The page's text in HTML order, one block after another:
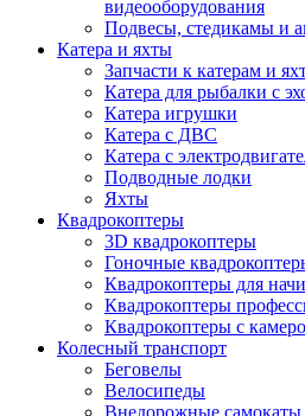
видеооборудования
Подвесы, стедикамы и
Катера и яхты
Запчасти к катерам и
Катера для рыбалки с
Катера игрушки
Катера с ДВС
Катера с
Подводные лодки
Яхты
Квадрокоптеры
3D квадрокоптеры
Гоночные
Квадрокоптеры для
Квадрокоптеры
Квадрокоптеры с
Колесный транспорт
Беговелы
Велосипеды
Внедорожные самокаты